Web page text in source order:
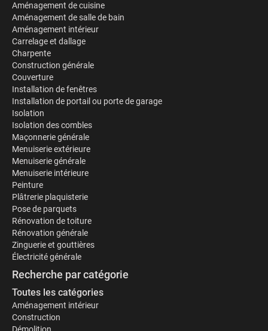
Aménagement de cuisine
Aménagement de salle de bain
Aménagement intérieur
Carrelage et dallage
Charpente
Construction générale
Couverture
Installation de fenêtres
Installation de portail ou porte de garage
Isolation
Isolation des combles
Maçonnerie générale
Menuiserie extérieure
Menuiserie générale
Menuiserie intérieure
Peinture
Plâtrerie plaquisterie
Pose de parquets
Rénovation de toiture
Rénovation générale
Zinguerie et gouttières
Électricité générale
Recherche par catégorie
Toutes les catégories
Aménagement intérieur
Construction